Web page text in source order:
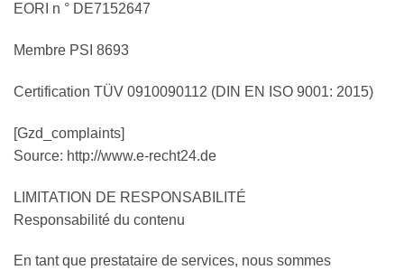
EORI n ° DE7152647
Membre PSI 8693
Certification TÜV 0910090112 (DIN EN ISO 9001: 2015)
[Gzd_complaints]
Source: http://www.e-recht24.de
LIMITATION DE RESPONSABILITÉ
Responsabilité du contenu
En tant que prestataire de services, nous sommes